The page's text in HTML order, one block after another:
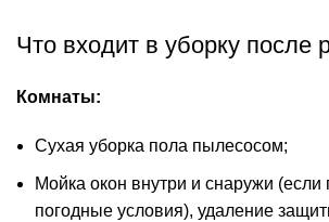
Что входит в уборку после
Комнаты:
Сухая уборка пола пылесосом;
Мойка окон внутри и снаружи (если
погодные условия), удаление